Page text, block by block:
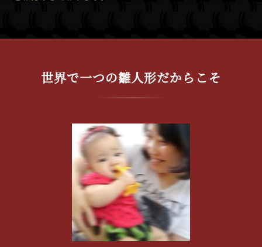
世界で一つの雛人形だからこそ